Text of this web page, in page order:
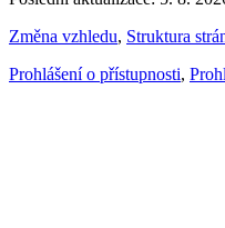
Změna vzhledu, Struktura
Prohlášení o přístupnosti,